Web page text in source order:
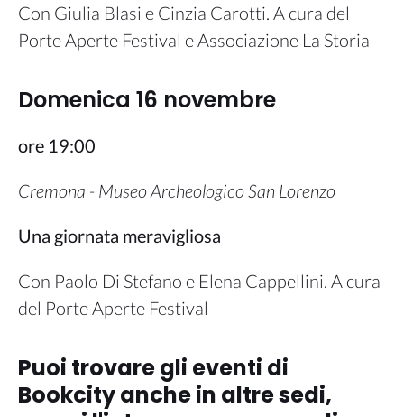
Con Giulia Blasi e Cinzia Carotti. A cura del
Porte Aperte Festival e Associazione La Storia
Domenica 16 novembre
ore 19:00
Cremona - Museo Archeologico San Lorenzo
Una giornata meravigliosa
Con Paolo Di Stefano e Elena Cappellini. A cura
del Porte Aperte Festival
Puoi trovare gli eventi di
Bookcity anche in altre sedi,